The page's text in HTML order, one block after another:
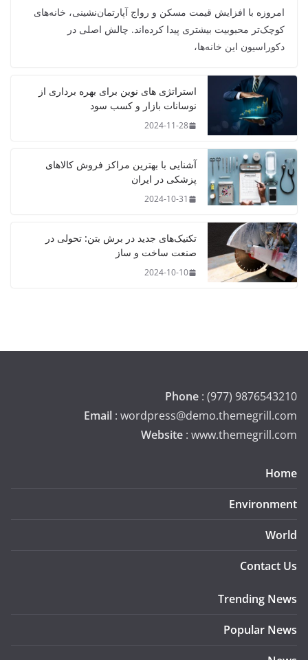
امروزه با افزایش قیمت مسکن و رواج آپارتمان‌نشینی، خانه‌های
کوچک‌تر محبوبیت بیشتری پیدا کرده‌اند. چالش اصلی در
دکوراسیون این خانه‌ها،
استراتژی‌ های نوین برای بهره‌ برداری از
نوسانات بازار و کسب سود
2024-11-28
آشنایی با بهترین مراکز فروش کالاهای
پزشکی در ایران
2024-10-31
تکنیک‌های جدید در برش بتن: تحولی در
صنعت ساخت و ساز
2024-10-10
Phone : (977) 9876543210
Email : wordpress@demo.themegrill.com
Website : www.themegrill.com
Home
Environment
World
Contact Us
Trending News
Popular News